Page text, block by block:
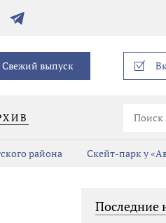
Телеграм
Свежий выпуск
района Скейт-парк у
Последние